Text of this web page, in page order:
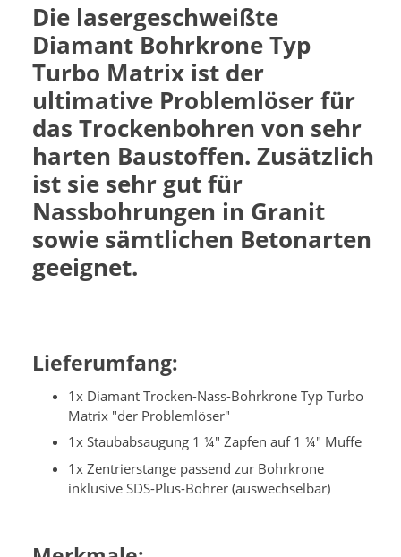
Die lasergeschweißte
Diamant Bohrkrone Typ
Turbo Matrix ist der
ultimative Problemlöser für
das Trockenbohren von sehr
harten Baustoffen. Zusätzlich
ist sie sehr gut für
Nassbohrungen in Granit
sowie sämtlichen Betonarten
geeignet.
Lieferumfang:
1x Diamant Trocken-Nass-Bohrkrone Typ Turbo
Matrix "der Problemlöser"
1x Staubabsaugung 1 ¼" Zapfen auf 1 ¼" Muffe
1x Zentrierstange passend zur Bohrkrone
inklusive SDS-Plus-Bohrer (auswechselbar)